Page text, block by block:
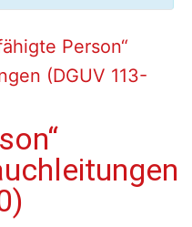
Person“
(DGUV 113-